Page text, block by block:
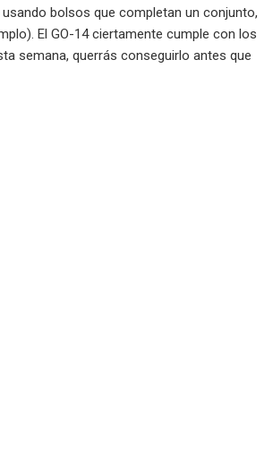
bolsos que completan un conjunto,
El GO-14 ciertamente cumple con los
semana, querrás conseguirlo antes que